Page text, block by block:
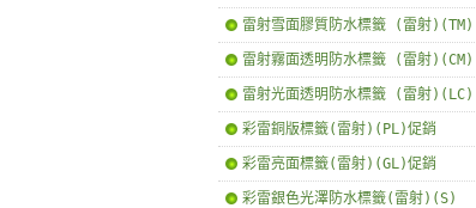
雷射雪面膠質防水標籤 (雷射)(TM)
雷射霧面透明防水標籤 (雷射)(CM)
雷射光面透明防水標籤 (雷射)(LC)
彩雷銅版標籤(雷射)(PL)促銷
彩雷亮面標籤(雷射)(GL)促銷
彩雷銀色光澤防水標籤(雷射)(S)